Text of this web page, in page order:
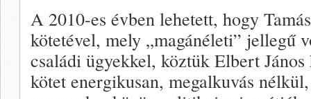
A 2010-es évben lehetett, hogy
kötetével, mely „magánéleti” jellegű
családi ügyekkel, köztük Elbert
kötet energikusan, megalkuvás